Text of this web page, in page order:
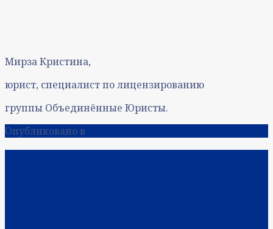
Мирза Кристина,
юрист, специалист по лицензированию
группы Объединённые Юристы.
Опубликовано в